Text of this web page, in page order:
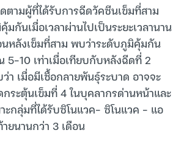
ตามผู้ที่ได้รับการฉีดวัคซีนเข็มที่สาม
กันเมื่อเวลาผ่านไปเป็นระยะเวลานาน
หลังเข็มที่สาม พบว่าระดับภูมิคุ้มกัน
5-10 เท่าเมื่อเทียบกับหลังฉีดที่ 2
า เมื่อมีเชื้อกลายพันธุ์ระบาด อาจจะ
กระตุ้นเข็มที่ 4 ในบุคลากรด่านหน้าและ
ะกลุ่มที่ได้รับซิโนแวค- ซิโนแวค – แอ
ยนานกว่า 3 เดือน